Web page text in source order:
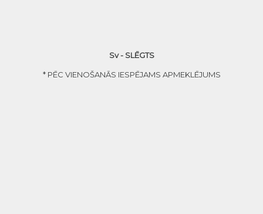
Sv - SLĒGTS
* PĒC VIENOŠANĀS IESPĒJAMS APMEKLĒJUMS